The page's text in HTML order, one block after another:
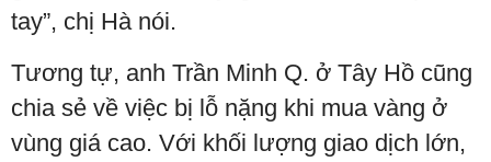
tay”, chị Hà nói.
Tương tự, anh Trần Minh Q. ở Tây Hồ cũng
chia sẻ về việc bị lỗ nặng khi mua vàng ở
vùng giá cao. Với khối lượng giao dịch lớn,